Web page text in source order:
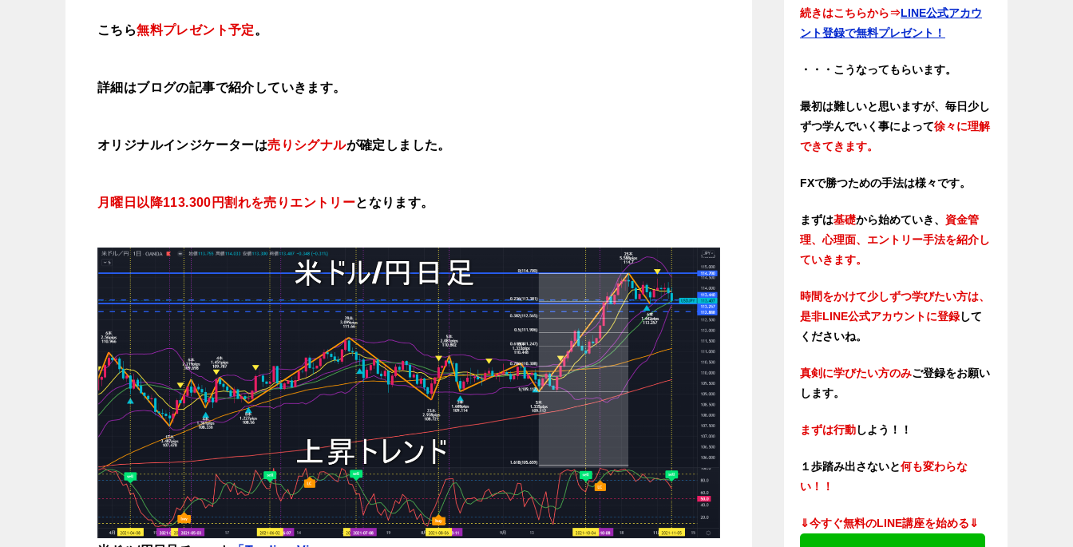
こちら無料プレゼント予定。
詳細はブログの記事で紹介していきます。
オリジナルインジケーターは売りシグナルが確定しました。
月曜日以降113.300円割れを売りエントリーとなります。
続きはこちらから⇒LINE公式アカウ
ント登録で無料プレゼント！
・・・こうなってもらいます。
最初は難しいと思いますが、毎日少し
ずつ学んでいく事によって徐々に理解
できてきます。
FXで勝つための手法は様々です。
まずは基礎から始めていき、 資金管
理、心理面、エントリー手法を紹介し
ていきます。
時間をかけて少しずつ学びたい方は、
是非LINE公式アカウントに登録して
くださいね。
真剣に学びたい方のみご登録をお願い
します。
まずは行動しよう！！
１歩踏み出さないと何も変わらな
い！！
⇓今すぐ無料のLINE講座を始める⇓